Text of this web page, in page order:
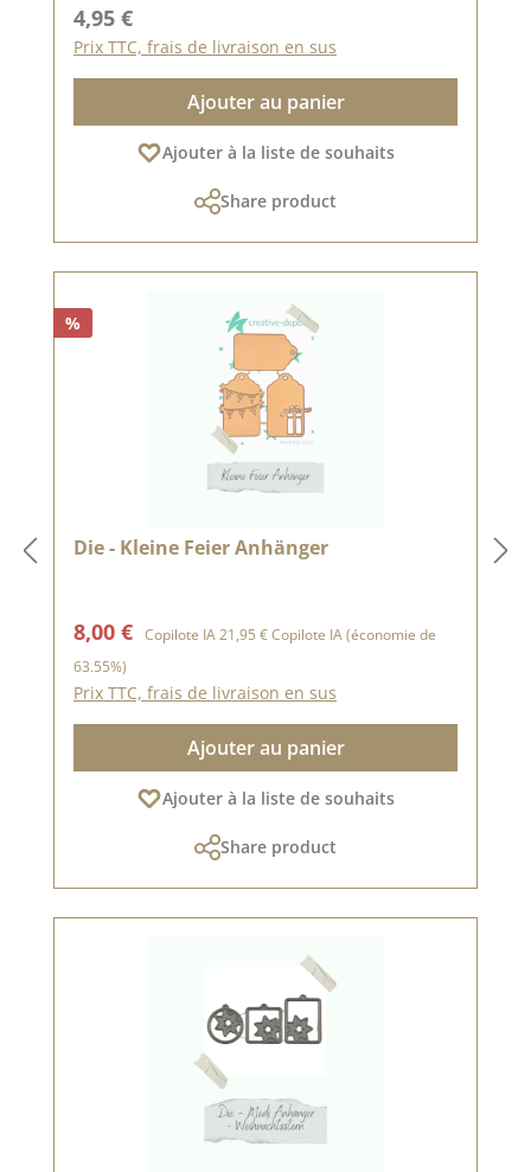
Prix régulier :
4,95 €
Prix TTC, frais de livraison en sus
Ajouter au panier
Ajouter à la liste de souhaits
Share product
%
Die - Kleine Feier Anhänger
Prix de vente :
8,00 € Copilote IA Prix régulier :
21,95 €Copilote IA(économie de
63.55%)
Prix TTC, frais de livraison en sus
Ajouter au panier
Ajouter à la liste de souhaits
Share product